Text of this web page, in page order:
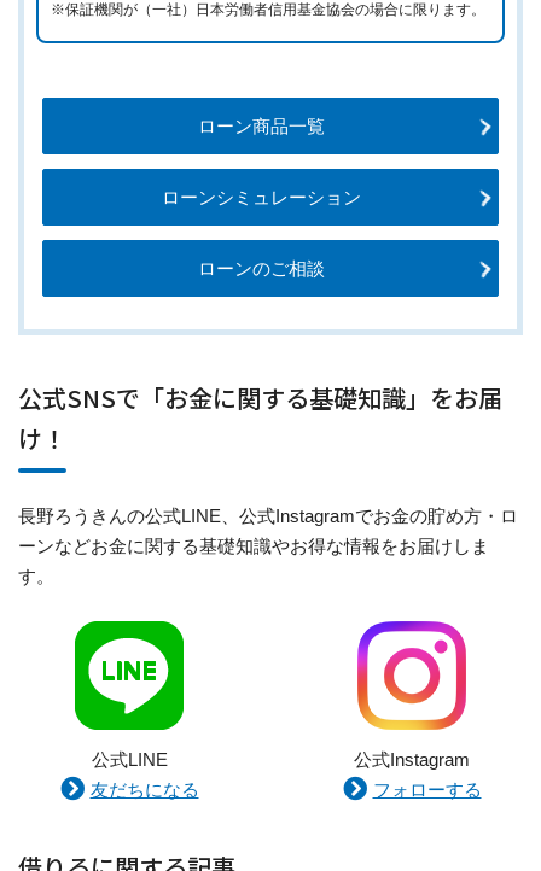
※保証機関が（一社）日本労働者信用基金協会の場合に限ります。
ローン商品一覧
ローンシミュレーション
ローンのご相談
公式SNSで「お金に関する基礎知識」をお届
け！
長野ろうきんの公式LINE、公式Instagramでお金の貯め方・ロ
ーンなどお金に関する基礎知識やお得な情報をお届けしま
す。
公式LINE
友だちになる
公式Instagram
フォローする